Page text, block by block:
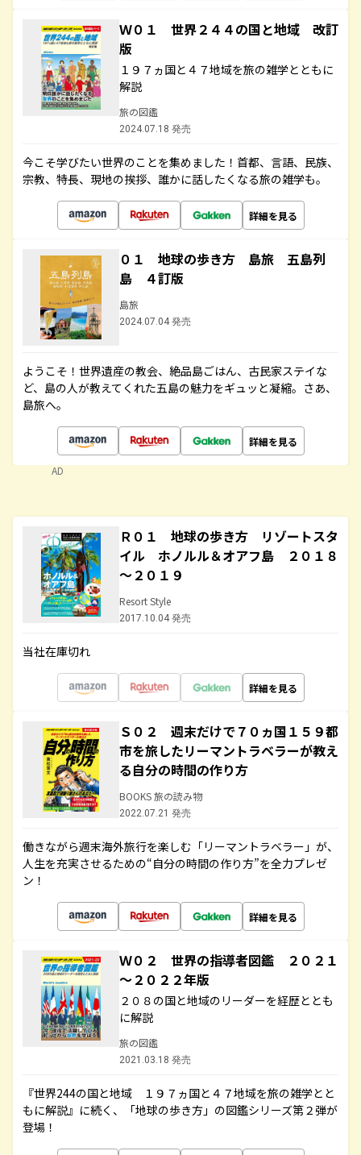
Ｗ０１ 世界２４４の国と地域 改訂
版
１９７ヵ国と４７地域を旅の雑学とともに
解説
旅の図鑑
2024.07.18 発売
今こそ学びたい世界のことを集めました！首都、言語、民族、
宗教、特長、現地の挨拶、誰かに話したくなる旅の雑学も。
詳細を見る
０１ 地球の歩き方 島旅 五島列
島 ４訂版
島旅
2024.07.04 発売
ようこそ！世界遺産の教会、絶品島ごはん、古民家ステイな
ど、島の人が教えてくれた五島の魅力をギュッと凝縮。さあ、
島旅へ。
詳細を見る
AD
Ｒ０１ 地球の歩き方 リゾートスタ
イル ホノルル＆オアフ島 ２０１８
～２０１９
Resort Style
2017.10.04 発売
当社在庫切れ
詳細を見る
Ｓ０２ 週末だけで７０ヵ国１５９都
市を旅したリーマントラベラーが教え
る自分の時間の作り方
BOOKS 旅の読み物
2022.07.21 発売
働きながら週末海外旅行を楽しむ「リーマントラベラー」が、
人生を充実させるための“自分の時間の作り方”を全力プレゼ
ン！
詳細を見る
Ｗ０２ 世界の指導者図鑑 ２０２１
～２０２２年版
２０８の国と地域のリーダーを経歴ととも
に解説
旅の図鑑
2021.03.18 発売
『世界244の国と地域 １９７ヵ国と４７地域を旅の雑学とと
もに解説』に続く、「地球の歩き方」の図鑑シリーズ第２弾が
登場！